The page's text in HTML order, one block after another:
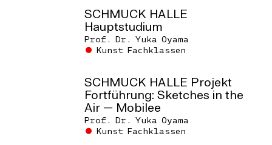
trifft sich die Klasse zu einer
Diskussionsrunde, dem Roundtable
Studierenden moderiert wird. Die Themen,
an denen die Studierenden arbeiten, werden
Aktivitäten erkundet. DerRoundtableendet
mit einem gemeinsamen Kochen und
Abendessen.
findet montags statt und wird
SCHMUCK HALLE
Hauptstudium
Prof. Dr. Yuka Oyama
Kunst Fachklassen
SCHMUCK HALLE Projekt
Fortführung: Sketches in the
Air — Mobilee
Prof. Dr. Yuka Oyama
Kunst Fachklassen